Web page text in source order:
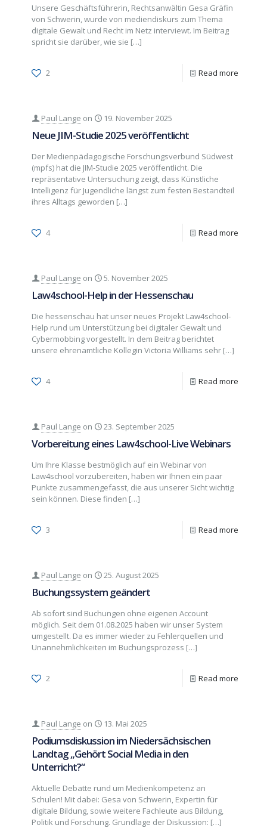
Unsere Geschäftsführerin, Rechtsanwältin Gesa Gräfin
von Schwerin, wurde von mediendiskurs zum Thema
digitale Gewalt und Recht im Netz interviewt. Im Beitrag
spricht sie darüber, wie sie […]
2 Read more
Paul Lange on 19. November 2025
Neue JIM-Studie 2025 veröffentlicht
Der Medienpädagogische Forschungsverbund Südwest
(mpfs) hat die JIM-Studie 2025 veröffentlicht. Die
repräsentative Untersuchung zeigt, dass Künstliche
Intelligenz für Jugendliche längst zum festen Bestandteil
ihres Alltags geworden […]
4 Read more
Paul Lange on 5. November 2025
Law4school-Help in der Hessenschau
Die hessenschau hat unser neues Projekt Law4school-
Help rund um Unterstützung bei digitaler Gewalt und
Cybermobbing vorgestellt. In dem Beitrag berichtet
unsere ehrenamtliche Kollegin Victoria Williams sehr […]
4 Read more
Paul Lange on 23. September 2025
Vorbereitung eines Law4school-Live Webinars
Um Ihre Klasse bestmöglich auf ein Webinar von
Law4school vorzubereiten, haben wir Ihnen ein paar
Punkte zusammengefasst, die aus unserer Sicht wichtig
sein können. Diese finden […]
3 Read more
Paul Lange on 25. August 2025
Buchungssystem geändert
Ab sofort sind Buchungen ohne eigenen Account
möglich. Seit dem 01.08.2025 haben wir unser System
umgestellt. Da es immer wieder zu Fehlerquellen und
Unannehmlichkeiten im Buchungsprozess […]
2 Read more
Paul Lange on 13. Mai 2025
Podiumsdiskussion im Niedersächsischen
Landtag „Gehört Social Media in den
Unterricht?“
Aktuelle Debatte rund um Medienkompetenz an
Schulen! Mit dabei: Gesa von Schwerin, Expertin für
digitale Bildung, sowie weitere Fachleute aus Bildung,
Politik und Forschung. Grundlage der Diskussion: […]